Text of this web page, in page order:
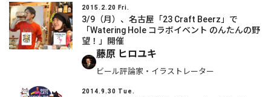
2015.2.20 Fri.
3/9（月）、名古屋「23 Craft Beerz」で
「Watering Hole コラボイベント のんたんの野
望！」開催
藤原 ヒロユキ
ビール評論家・イラストレーター
2014.9.30 Tue.